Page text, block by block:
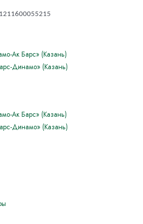
Ак Барс» (Казань)
Динамо» (Казань)
Ак Барс» (Казань)
Динамо» (Казань)